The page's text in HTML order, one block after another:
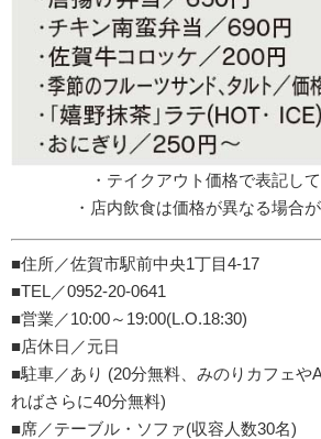
・テイクアウト価格で表記して
・店内飲食は価格が異なる場合が
■住所／佐賀市駅前中央1丁目4-17
■TEL／0952-20-0641
■営業／10:00～19:00(L.O.18:30)
■店休日／元日
■駐車／あり (20分無料、みのりカフェや
ればさらに40分無料)
■席／テーブル・ソファ(収容人数30名)